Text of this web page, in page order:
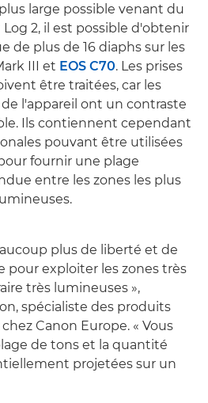
large possible venant du
2, il est possible d'obtenir
de plus de 16 diaphs sur les
III et EOS C70. Les prises
être traitées, car les
l'appareil ont un contraste
Ils contiennent cependant
pouvant être utilisées
fournir une plage
entre les zones les plus
plus de liberté et de
exploiter les zones très
très lumineuses »,
spécialiste des produits
Canon Europe. « Vous
de tons et la quantité
projetées sur un